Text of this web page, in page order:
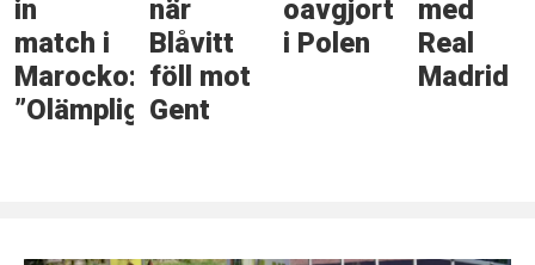
in
match i
Marocko:
”Olämpligt”
när
Blåvitt
föll mot
Gent
oavgjort
i Polen
med
Real
Madrid